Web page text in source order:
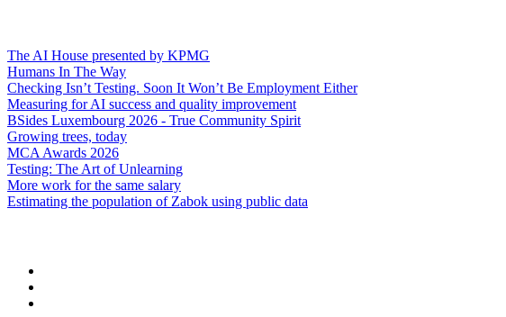
The AI House presented by KPMG
Humans In The Way
Checking Isn’t Testing. Soon It Won’t Be Employment Either
Measuring for AI success and quality improvement
BSides Luxembourg 2026 - True Community Spirit
Growing trees, today
MCA Awards 2026
Testing: The Art of Unlearning
More work for the same salary
Estimating the population of Zabok using public data